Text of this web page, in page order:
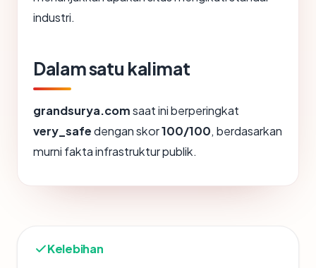
industri.
Dalam satu kalimat
grandsurya.comsaat ini berperingkat
very_safedengan skor100/100, berdasarkan
murni fakta infrastruktur publik.
Kelebihan